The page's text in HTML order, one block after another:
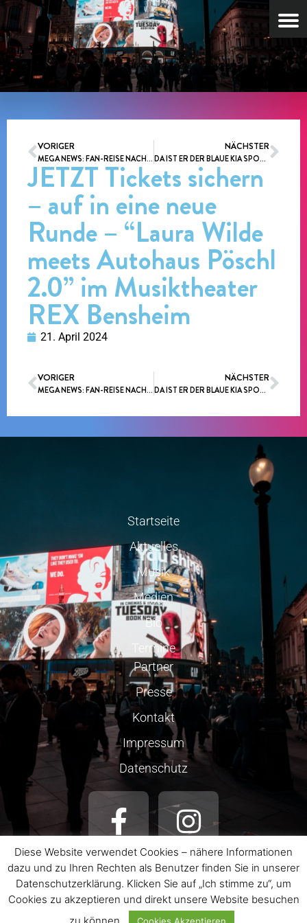
VORIGER
MEGA NEWS: FAN-REISE NACH PRAG MIT MITCH KELLER UND LAURA WILDE – SICHERT EUCH JETZT EUREN PLATZ !!!
NÄCHSTER
DA IST ER DER BLAUE KIA SPORTAGE PÖSCHL FLITZER !!!
JETZT Tickets sichern
– auf in eine neue
Runde – “Laura Wilde
meets Autohaus Pöschl
2.0” im Musiktheater
REX Bensheim
21. April 2024
VORIGER
MEGA NEWS: FAN-REISE NACH PRAG MIT MITCH KELLER UND LAURA WILDE – SICHERT EUCH JETZT EUREN PLATZ !!!
NÄCHSTER
DA IST ER DER BLAUE KIA SPORTAGE PÖSCHL FLITZER !!!
Startseite
Aktuelles
Musik
Medien
Bio
Termine
Partner
Presse
Kontakt
Impressum
Datenschutz
© 2026 LAURA WILDE
ALLE ANGABEN OHNE GEWÄHR.
Diese Website verwendet Cookies – nähere Informationen
dazu und zu Ihren Rechten als Benutzer finden Sie in unserer
Datenschutzerklärung. Klicken Sie auf „Ich stimme zu“, um
Cookies zu akzeptieren und direkt unsere Website besuchen